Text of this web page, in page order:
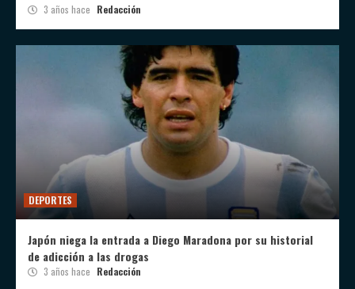
3 años hace Redacción
DEPORTES
Japón niega la entrada a Diego Maradona por su historial
de adicción a las drogas
3 años hace Redacción